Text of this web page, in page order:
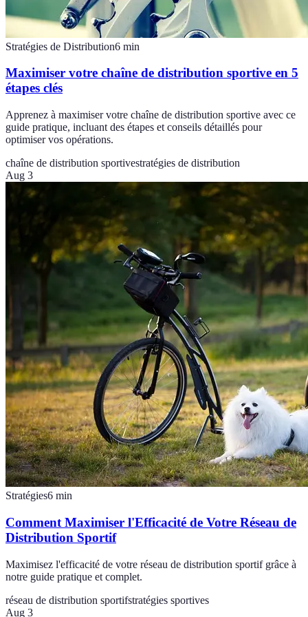
Stratégies de Distribution6 min
Maximiser votre chaîne de distribution sportive en 5
étapes clés
Apprenez à maximiser votre chaîne de distribution sportive avec ce
guide pratique, incluant des étapes et conseils détaillés pour
optimiser vos opérations.
chaîne de distribution sportivestratégies de distribution
Aug 3
Stratégies6 min
Comment Maximiser l'Efficacité de Votre Réseau de
Distribution Sportif
Maximisez l'efficacité de votre réseau de distribution sportif grâce à
notre guide pratique et complet.
réseau de distribution sportifstratégies sportives
Aug 3